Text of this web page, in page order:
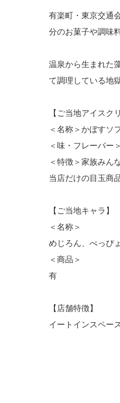
有楽町・東京交通
分のお菓子や調味
温泉から生まれた
て調理している地
【ご当地アイスク
＜名称＞かぼす
＜味・フレーバー
＜特徴＞家族みん
当店だけの目玉商
【ご当地キャラ】
＜名称＞
めじろん、べっぴ
＜商品＞
有
【店舗特徴】
イートインスペー